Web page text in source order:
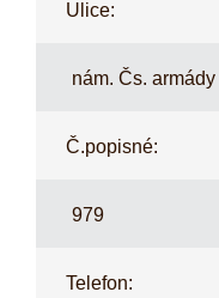
Ulice:
nám. Čs. armády
Č.popisné:
979
Telefon: